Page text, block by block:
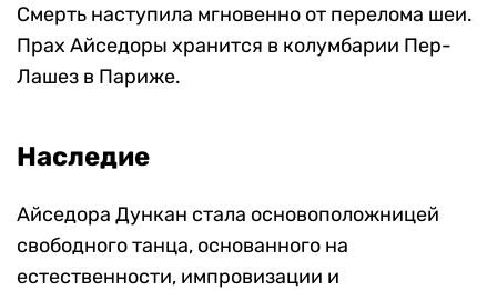
Смерть наступила мгновенно от перелома шеи.
Прах Айседоры хранится в колумбарии Пер-
Лашез в Париже.
Наследие
Айседора Дункан стала основоположницей
свободного танца, основанного на
естественности, импровизации и